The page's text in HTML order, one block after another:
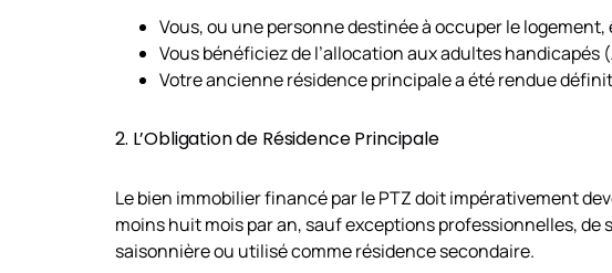
Vous, ou une personne destinée à occuper le
Vous bénéficiez de l’allocation aux adultes handicapés
Votre ancienne résidence principale a été rendue
2. L’Obligation de Résidence Principale
Le bien immobilier financé par le PTZ doit impérativement
moins huit mois par an, sauf exceptions professionnelles,
saisonnière ou utilisé comme résidence secondaire.